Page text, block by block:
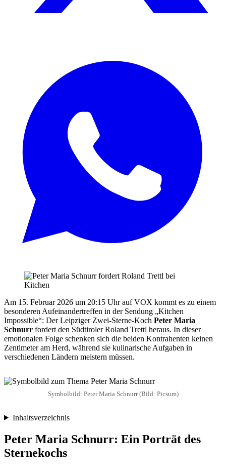
Am 15. Februar 2026 um 20:15 Uhr auf VOX kommt es zu einem
besonderen Aufeinandertreffen in der Sendung „Kitchen
Impossible“: Der Leipziger Zwei-Sterne-Koch Peter Maria
Schnurr fordert den Südtiroler Roland Trettl heraus. In dieser
emotionalen Folge schenken sich die beiden Kontrahenten keinen
Zentimeter am Herd, während sie kulinarische Aufgaben in
verschiedenen Ländern meistern müssen.
Symbolbild: Peter Maria Schnurr (Bild: Picsum)
Inhaltsverzeichnis
Peter Maria Schnurr: Ein Porträt des
Sternekochs